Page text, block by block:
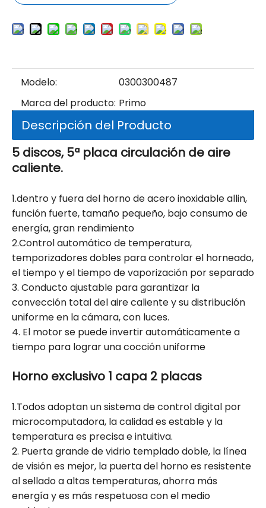
Modelo:
0300300487
Marca del producto: Primo
Descripción del Producto
5 discos, 5ª placa circulación de aire
caliente.
1.dentro y fuera del horno de acero inoxidable allin,
función fuerte, tamaño pequeño, bajo consumo de
energía, gran rendimiento
2.Control automático de temperatura,
temporizadores dobles para controlar el horneado,
el tiempo y el tiempo de vaporización por separado
3. Conducto ajustable para garantizar la
convección total del aire caliente y su distribución
uniforme en la cámara, con luces.
4. El motor se puede invertir automáticamente a
tiempo para lograr una cocción uniforme
Horno exclusivo 1 capa 2 placas
1.Todos adoptan un sistema de control digital por
microcomputadora, la calidad es estable y la
temperatura es precisa e intuitiva.
2. Puerta grande de vidrio templado doble, la línea
de visión es mejor, la puerta del horno es resistente
al sellado a altas temperaturas, ahorra más
energía y es más respetuosa con el medio